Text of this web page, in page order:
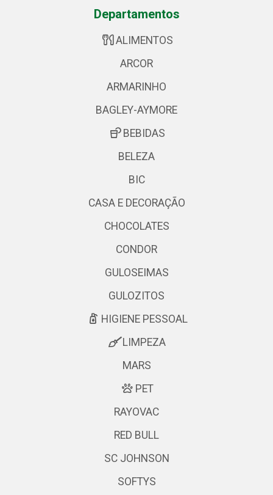
Departamentos
ALIMENTOS
ARCOR
ARMARINHO
BAGLEY-AYMORE
BEBIDAS
BELEZA
BIC
CASA E DECORAÇÃO
CHOCOLATES
CONDOR
GULOSEIMAS
GULOZITOS
HIGIENE PESSOAL
LIMPEZA
MARS
PET
RAYOVAC
RED BULL
SC JOHNSON
SOFTYS